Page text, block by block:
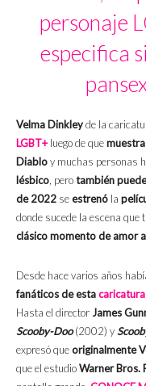
personaje
especifica
Velma Dinkleyde la
LGBT+luego de que
Diabloy muchas personas
lésbico, perotambién
de 2022 seestrenó la
donde sucede la escena que
clásico momento de amor
Desde hace varios años
fanáticos de estacaricatura
Hasta el directorJames
Scooby-Doo (2002) y
expresó queoriginalmente
que el estudioWarner Bros.